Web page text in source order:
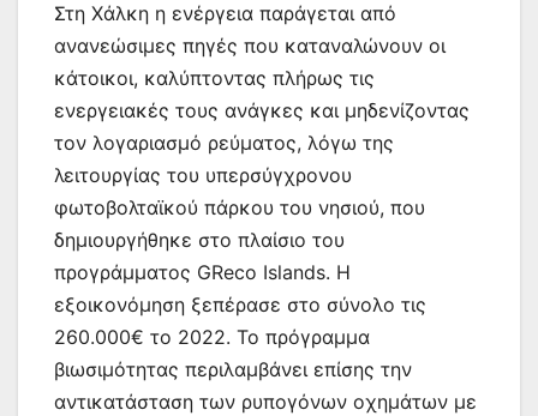
Στη Χάλκη η ενέργεια παράγεται από
ανανεώσιμες πηγές που καταναλώνουν οι
κάτοικοι, καλύπτοντας πλήρως τις
ενεργειακές τους ανάγκες και μηδενίζοντας
τον λογαριασμό ρεύματος, λόγω της
λειτουργίας του υπερσύγχρονου
φωτοβολταϊκού πάρκου του νησιού, που
δημιουργήθηκε στο πλαίσιο του
προγράμματος GReco Islands. Η
εξοικονόμηση ξεπέρασε στο σύνολο τις
260.000€ το 2022. Το πρόγραμμα
βιωσιμότητας περιλαμβάνει επίσης την
αντικατάσταση των ρυπογόνων οχημάτων με